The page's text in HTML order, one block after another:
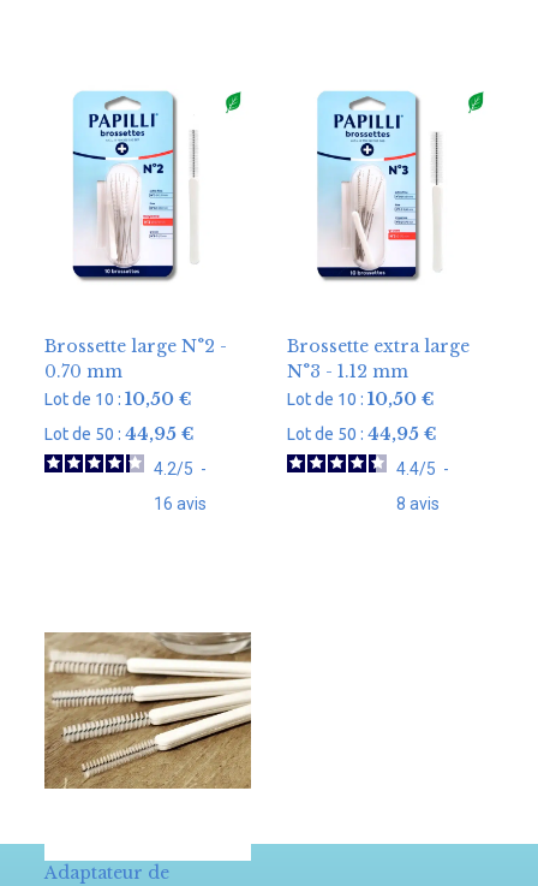
Brossette large N°2 -
0.70 mm
Lot de 10 :10,50€
Lot de 50 :44,95€
4.2/5 -
16avis
Brossette extra large
N°3 - 1.12 mm
Lot de 10 : 10,50 €
Lot de 50 : 44,95 €
4.4/5 -
8 avis
Adaptateur de